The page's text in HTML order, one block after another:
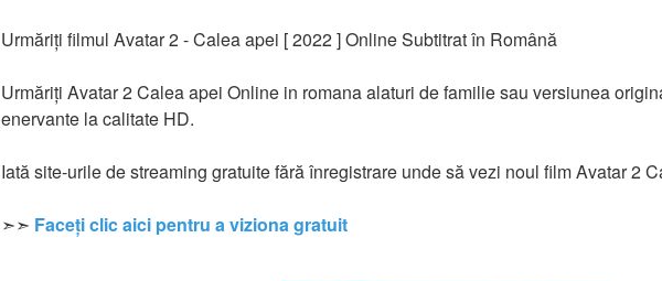
Urmăriți filmul Avatar 2 - Calea apei [ 2022 ] Online Subtitrat în Română
Urmăriți Avatar 2 Calea apei Online in romana alaturi de familie sau versiunea
enervante la calitate HD.
Iată site-urile de streaming gratuite fără înregistrare unde să vezi noul film Avatar 2
➣➣ Faceți clic aici pentru a viziona gratuit